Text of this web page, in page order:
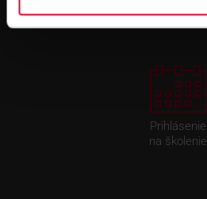
Prihlásenie
na školenie